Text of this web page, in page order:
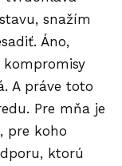
snažím
Áno,
A práve toto
Pre mňa je
pre koho
ktorú